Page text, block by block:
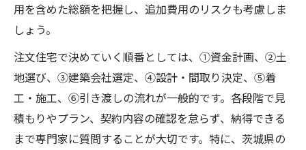
用を含めた総額を把握し、追加費用のリスクも考慮しま
しょう。
注文住宅で決めていく順番としては、①資金計画、②土
地選び、③建築会社選定、④設計・間取り決定、⑤着
工・施工、⑥引き渡しの流れが一般的です。各段階で見
積もりやプラン、契約内容の確認を怠らず、納得できる
まで専門家に質問することが大切です。特に、茨城県の